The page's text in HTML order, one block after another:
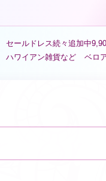
セールドレス続々追加中
ハワイアン雑貨など
ベロ